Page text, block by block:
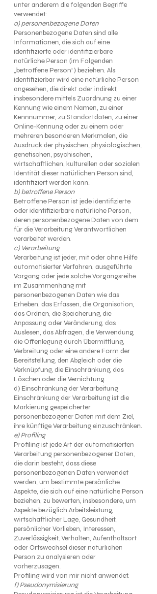
unter anderem die folgenden Begriffe
verwendet:
a) personenbezogene Daten
Personenbezogene Daten sind alle
Informationen, die sich auf eine
identifizierte oder identifizierbare
natürliche Person (im Folgenden
„betroffene Person“) beziehen. Als
identifizierbar wird eine natürliche Person
angesehen, die direkt oder indirekt,
insbesondere mittels Zuordnung zu einer
Kennung wie einem Namen, zu einer
Kennnummer, zu Standortdaten, zu einer
Online-Kennung oder zu einem oder
mehreren besonderen Merkmalen, die
Ausdruck der physischen, physiologischen,
genetischen, psychischen,
wirtschaftlichen, kulturellen oder sozialen
Identität dieser natürlichen Person sind,
identifiziert werden kann.
b) betroffene Person
Betroffene Person ist jede identifizierte
oder identifizierbare natürliche Person,
deren personenbezogene Daten von dem
für die Verarbeitung Verantwortlichen
verarbeitet werden.
c) Verarbeitung
Verarbeitung ist jeder, mit oder ohne Hilfe
automatisierter Verfahren, ausgeführte
Vorgang oder jede solche Vorgangsreihe
im Zusammenhang mit
personenbezogenen Daten wie das
Erheben, das Erfassen, die Organisation,
das Ordnen, die Speicherung, die
Anpassung oder Veränderung, das
Auslesen, das Abfragen, die Verwendung,
die Offenlegung durch Übermittlung,
Verbreitung oder eine andere Form der
Bereitstellung, den Abgleich oder die
Verknüpfung, die Einschränkung, das
Löschen oder die Vernichtung.
d) Einschränkung der Verarbeitung
Einschränkung der Verarbeitung ist die
Markierung gespeicherter
personenbezogener Daten mit dem Ziel,
ihre künftige Verarbeitung einzuschränken.
e) Profiling
Profiling ist jede Art der automatisierten
Verarbeitung personenbezogener Daten,
die darin besteht, dass diese
personenbezogenen Daten verwendet
werden, um bestimmte persönliche
Aspekte, die sich auf eine natürliche Person
beziehen, zu bewerten, insbesondere, um
Aspekte bezüglich Arbeitsleistung,
wirtschaftlicher Lage, Gesundheit,
persönlicher Vorlieben, Interessen,
Zuverlässigkeit, Verhalten, Aufenthaltsort
oder Ortswechsel dieser natürlichen
Person zu analysieren oder
vorherzusagen.
Profiling wird von mir nicht anwendet.
f) Pseudonymisierung